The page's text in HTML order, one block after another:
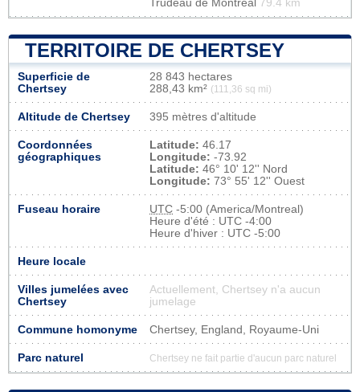
Trudeau de Montréal 79.4 km
TERRITOIRE DE CHERTSEY
Superficie de
Chertsey
28 843 hectares
288,43 km² (111,36 sq mi)
Altitude de Chertsey 395 mètres d'altitude
Coordonnées
géographiques
Latitude: 46.17
Longitude: -73.92
Latitude: 46° 10' 12'' Nord
Longitude: 73° 55' 12'' Ouest
Fuseau horaire UTC -5:00 (America/Montreal)
Heure d'été : UTC -4:00
Heure d'hiver : UTC -5:00
Heure locale
Villes jumelées avec
Chertsey
Actuellement, Chertsey n'a aucun
jumelage
Commune homonyme Chertsey, England, Royaume-Uni
Parc naturel Chertsey ne fait partie d'aucun parc naturel